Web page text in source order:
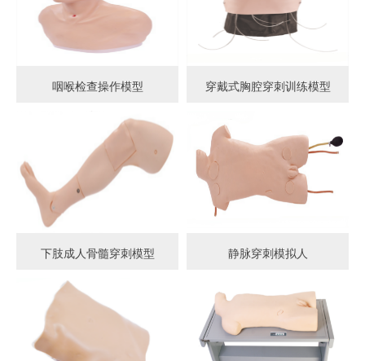
咽喉检查操作模型 穿戴式胸腔穿刺训练模型
下肢成人骨髓穿刺模型 静脉穿刺模拟人